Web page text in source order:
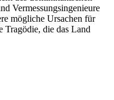
Vermessungsingenieure
mögliche Ursachen für
Tragödie, die das Land